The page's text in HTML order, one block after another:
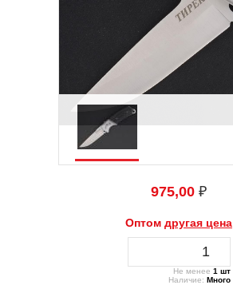
975,00 ₽
Оптом другая цена
Не менее 1 шт
Наличие: Много